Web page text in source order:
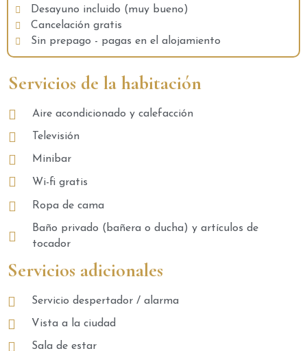
Desayuno incluido (muy bueno)
Cancelación gratis
Sin prepago - pagas en el alojamiento
Servicios de la habitación
Aire acondicionado y calefacción
Televisión
Minibar
Wi-fi gratis
Ropa de cama
Baño privado (bañera o ducha) y artículos de
tocador
Servicios adicionales
Servicio despertador / alarma
Vista a la ciudad
Sala de estar